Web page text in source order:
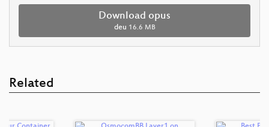
Download opus
deu 16.6 MB
Related